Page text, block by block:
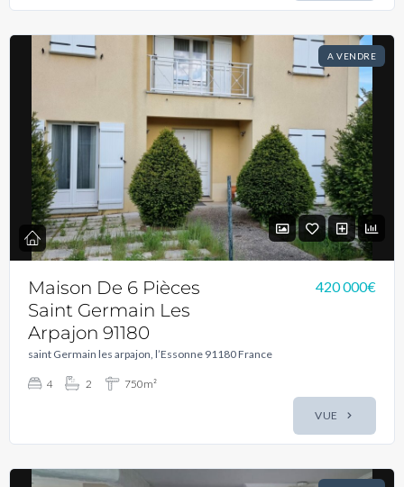
A VENDRE
Maison De 6 Pièces
Saint Germain Les
Arpajon 91180
saint Germain les arpajon, l’Essonne 91180 France
420 000€
4 2 750m²
VUE